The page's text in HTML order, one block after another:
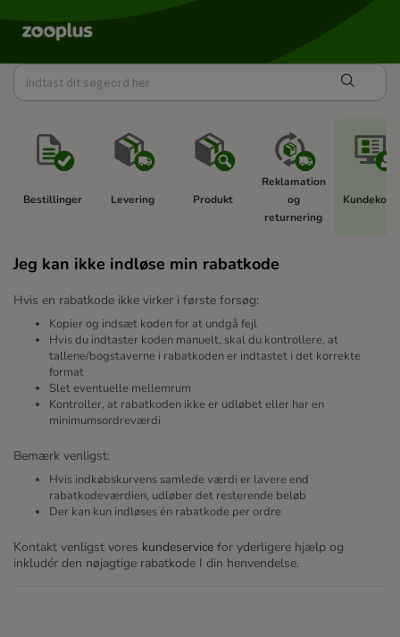
Bestillinger Levering Produkt
Reklamation
og
returnering
Jeg kan ikke indløse min rabatkode
Hvis en rabatkode ikke virker i første forsøg:
Kopier og indsæt koden for at undgå fejl
Hvis du indtaster koden manuelt, skal du kontrollere, at
tallene/bogstaverne i rabatkoden er indtastet i det korrekte
format
Slet eventuelle mellemrum
Kontroller, at rabatkoden ikke er udløbet eller har en
minimumsordreværdi
Bemærk venligst:
Hvis indkøbskurvens samlede værdi er lavere end
rabatkodeværdien, udløber det resterende beløb
Der kan kun indløses én rabatkode per ordre
Kontakt venligst vores kundeservice for yderligere hjælp og
inkludér den nøjagtige rabatkode I din henvendelse.